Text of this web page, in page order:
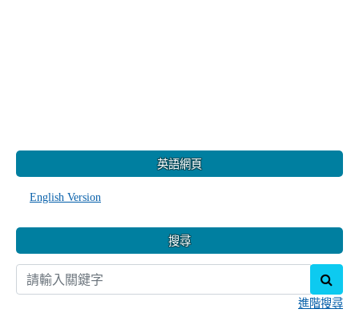
英語網頁
English Version
搜尋
進階搜尋